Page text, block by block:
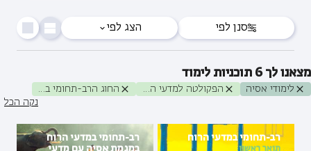
סנן לפי הצג לפי
לימודי אסיה הפקולטה למדעי הרוח
החוג הרב-תחומי במדעי הרוח
נקה הכל
מצאנו לך6 תוכניות לימוד
רב-תחומי במדעי הרוח
תואר ראשון
רב-תחומי במדעי הרוח
במגמת אסיה עם מדעי